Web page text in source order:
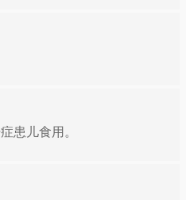
患儿食用。